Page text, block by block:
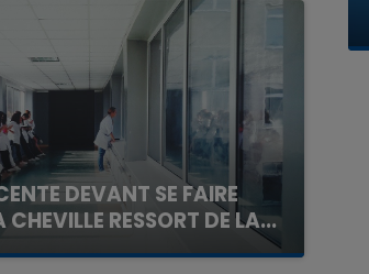
DEVANT SE FAIRE
CHEVILLE RESSORT DE LA...
plainte contre la clinique qui a
du Week-end